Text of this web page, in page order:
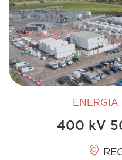
ENERGIA
400 kV